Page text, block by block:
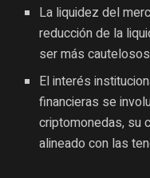
La liquidez del
reducción de la
ser más
El interés
financieras se
criptomonedas, su
alineado con las